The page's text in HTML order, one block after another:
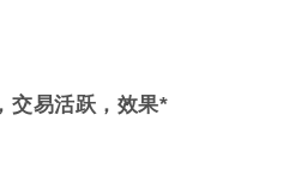
交易活跃，效果*